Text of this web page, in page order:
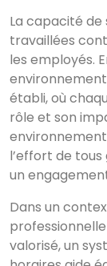
La capacité de
travaillées
les employés.
établi, où
rôle et son
l’effort de
un
Dans un
valorisé, un